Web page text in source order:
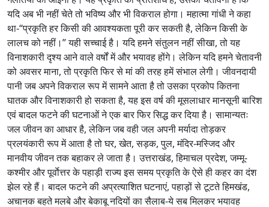
यदि अब भी नहीं चेते तो भविष्य और भी विकराल होगा। महात्मा गांधी ने कहा
था-“प्रकृति हर किसी की आवश्यकता पूरी कर सकती है, लेकिन किसी के
लालच को नहीं।” यही सच्चाई है। यदि हमने संतुलन नहीं सीखा, तो यह
विनाशकारी दृश्य आने वाले वर्षों में और भयावह होंगे। लेकिन यदि हमने चेतावनी
को अवसर माना, तो प्रकृति फिर से मां की तरह हमें संभाल लेगी। जीवनदायी
पानी जब अपने विकराल रूप में सामने आता है तो उसका प्रकोप कितना
घातक और विनाशकारी हो सकता है, यह इस वर्ष की मूसलाधार मानसूनी बारिश
एवं बादल फटने की घटनाओं ने एक बार फिर सिद्ध कर दिया है। सामान्यतः
जल जीवन का आधार है, लेकिन जब वही जल अपनी मर्यादा तोड़कर
प्रलयंकारी रूप में आता है तो घर, खेत, सड़क, पुल, मंदिर-मस्जिद और
मानवीय जीवन तक बहाकर ले जाता है। उत्तराखंड, हिमाचल प्रदेश, जम्मू-
कश्मीर और पूर्वाेत्तर के पहाड़ी राज्य इस समय प्रकृति के ऐसे ही कहर का दंश
झेल रहे हैं। बादल फटने की अप्रत्याशित घटनाएं, पहाड़ों से टूटते हिमखंड,
अचानक बहते मलबे और बेकाबू नदियों का सैलाब-ये सब मिलकर भयावह